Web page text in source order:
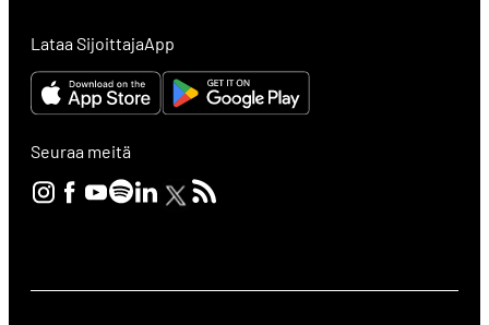
Lataa SijoittajaApp
Seuraa meitä